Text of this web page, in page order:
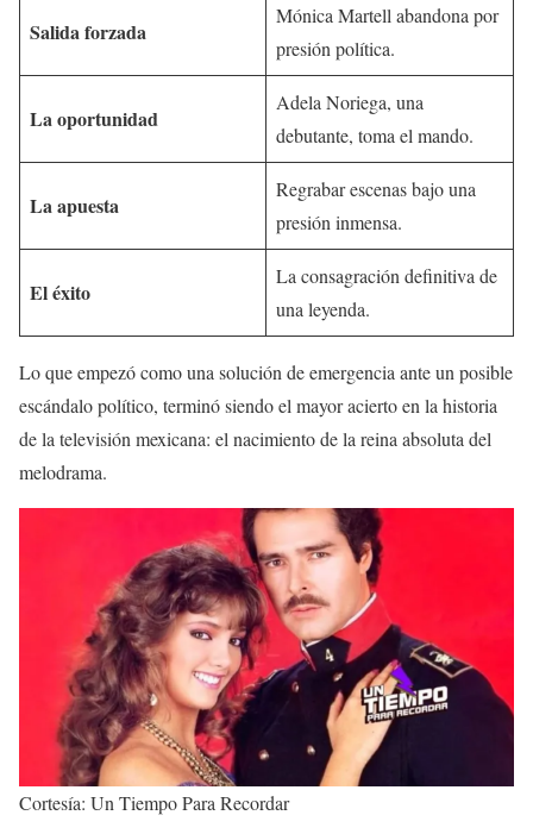
Salida forzada
Mónica Martell abandona por
presión política.
La oportunidad
Adela Noriega, una
debutante, toma el mando.
La apuesta
Regrabar escenas bajo una
presión inmensa.
El éxito
La consagración definitiva de
una leyenda.
Lo que empezó como una solución de emergencia ante un posible
escándalo político, terminó siendo el mayor acierto en la historia
de la televisión mexicana: el nacimiento de la reina absoluta del
melodrama.
Cortesía: Un Tiempo Para Recordar